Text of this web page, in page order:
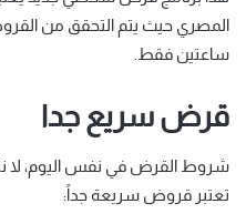
المصري حيث يتم التحقق من
ساعتين فقط.
قرض سريع جدا
شروط القرض في نفس اليوم، لا
تعتبر قروض سريعة جداً: